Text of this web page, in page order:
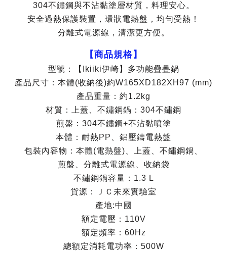
304不鏽鋼與不沾黏塗層材質，料理安心。
安全過熱保護裝置，環狀電熱盤，均勻受熱！
分離式電源線，清潔更方便。
【商品規格】
型號：【Ikiiki伊崎】多功能疊疊鍋
產品尺寸：本體(收納後)約W165XD182XH97 (mm)
產品重量：約1.2kg
材質：上蓋、不鏽鋼鍋：304不鏽鋼
煎盤：304不鏽鋼+不沾黏噴塗
本體：耐熱PP、鋁壓鑄電熱盤
包裝內容物：本體(電熱盤)、上蓋、不鏽鋼鍋、
煎盤、分離式電源線、收納袋
不鏽鋼鍋容量：1.3 L
貨源：ＪＣ未來實驗室
產地:中國
額定電壓：110V
額定頻率：60Hz
總額定消耗電功率：500W